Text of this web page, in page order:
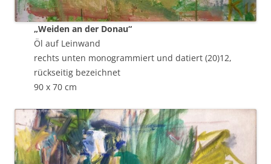
„Weiden an der Donau“
Öl auf Leinwand
rechts unten monogrammiert und datiert (20)12,
rückseitig bezeichnet
90 x 70 cm